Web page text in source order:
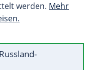
werden. Mehr